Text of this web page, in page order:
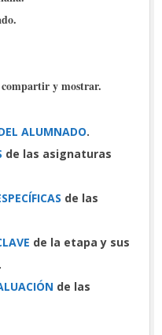
y mostrar.
ALUMNADO.
de las asignaturas
de las
de la etapa y sus
de las